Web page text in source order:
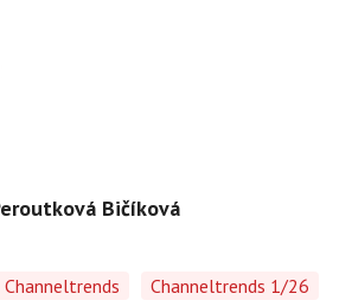
Bičíková
Channeltrends
Channeltrends 1/26